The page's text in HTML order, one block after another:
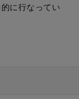
に行なってい